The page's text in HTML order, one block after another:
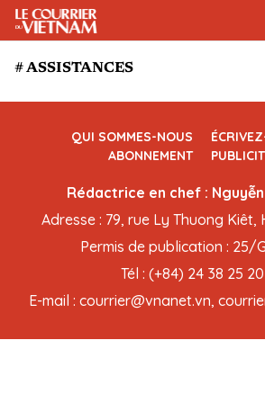
# ASSISTANCES
QUI SOMMES-NOUS
ABONNEMENT
Rédactrice en chef :
Adresse : 79, rue Ly Thuong Kiêt,
Permis de publication : 25/
Tél : (+84) 24 38 25
E-mail : courrier@vnanet.vn,